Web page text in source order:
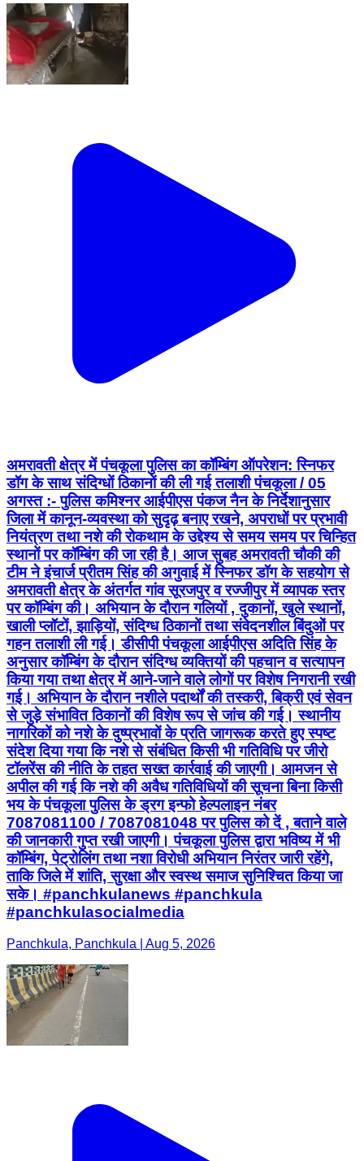
अमरावती क्षेत्र में पंचकूला पुलिस का कॉम्बिंग ऑपरेशन: स्निफर
डॉग के साथ संदिग्धों ठिकानों की ली गई तलाशी पंचकूला / 05
अगस्त :- पुलिस कमिश्नर आईपीएस पंकज नैन के निर्देशानुसार
जिला में कानून-व्यवस्था को सुदृढ़ बनाए रखने, अपराधों पर प्रभावी
नियंत्रण तथा नशे की रोकथाम के उद्देश्य से समय समय पर चिन्हित
स्थानों पर कॉम्बिंग की जा रही है। आज सुबह अमरावती चौकी की
टीम ने इंचार्ज प्रीतम सिंह की अगुवाई में स्निफर डॉग के सहयोग से
अमरावती क्षेत्र के अंतर्गत गांव सूरजपुर व रज्जीपुर में व्यापक स्तर
पर कॉम्बिंग की। अभियान के दौरान गलियों , दुकानों, खुले स्थानों,
खाली प्लॉटों, झाड़ियों, संदिग्ध ठिकानों तथा संवेदनशील बिंदुओं पर
गहन तलाशी ली गई। डीसीपी पंचकूला आईपीएस अदिति सिंह के
अनुसार कॉम्बिंग के दौरान संदिग्ध व्यक्तियों की पहचान व सत्यापन
किया गया तथा क्षेत्र में आने-जाने वाले लोगों पर विशेष निगरानी रखी
गई। अभियान के दौरान नशीले पदार्थों की तस्करी, बिक्री एवं सेवन
से जुड़े संभावित ठिकानों की विशेष रूप से जांच की गई। स्थानीय
नागरिकों को नशे के दुष्प्रभावों के प्रति जागरूक करते हुए स्पष्ट
संदेश दिया गया कि नशे से संबंधित किसी भी गतिविधि पर जीरो
टॉलरेंस की नीति के तहत सख्त कार्रवाई की जाएगी। आमजन से
अपील की गई कि नशे की अवैध गतिविधियों की सूचना बिना किसी
भय के पंचकूला पुलिस के ड्रग इन्फो हेल्पलाइन नंबर
7087081100 / 7087081048 पर पुलिस को दें , बताने वाले
की जानकारी गुप्त रखी जाएगी। पंचकूला पुलिस द्वारा भविष्य में भी
कॉम्बिंग, पेट्रोलिंग तथा नशा विरोधी अभियान निरंतर जारी रहेंगे,
ताकि जिले में शांति, सुरक्षा और स्वस्थ समाज सुनिश्चित किया जा
सके। #panchkulanews #panchkula
#panchkulasocialmedia
Panchkula, Panchkula | Aug 5, 2026